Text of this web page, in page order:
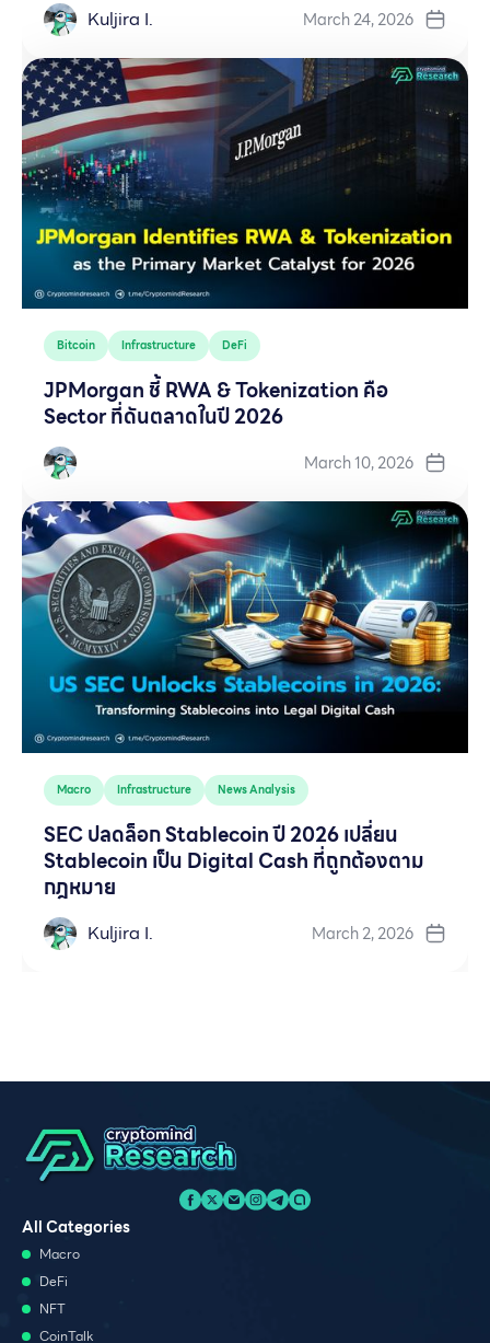
Kuljira I. March 24, 2026
Bitcoin Infrastructure DeFi
JPMorgan ชี้ RWA & Tokenization คือ
Sector ที่ดันตลาดในปี 2026
March 10, 2026
Macro Infrastructure News Analysis
SEC ปลดล็อก Stablecoin ปี 2026 เปลี่ยน
Stablecoin เป็น Digital Cash ที่ถูกต้องตาม
กฎหมาย
Kuljira I. March 2, 2026
All Categories
Macro
DeFi
NFT
CoinTalk